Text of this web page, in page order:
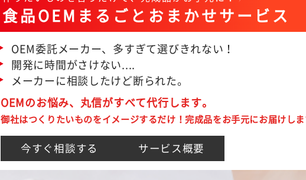
食品OEMまるごとおまかせサービス
OEM委託メーカー、多すぎて選びきれない！
開発に時間がさけない....
メーカーに相談したけど断られた。
OEMのお悩み、丸信がすべて代行します。
御社はつくりたいものをイメージするだけ！完成品をお手元にお届けし
今すぐ相談する サービス概要